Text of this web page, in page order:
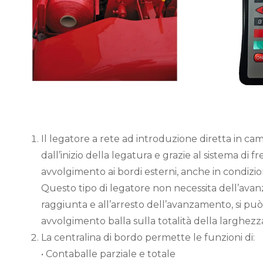
Il legatore a rete ad introduzione diretta in
dall’inizio della legatura e grazie al sistema di
avvolgimento ai bordi esterni, anche in
Questo tipo di legatore non necessita
raggiunta e all’arresto dell’avanzamento, si
avvolgimento balla sulla totalità della
La centralina di bordo permette le funzioni di:
• Contaballe parziale e totale